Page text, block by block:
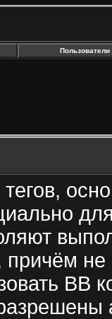
Пользователи
BB